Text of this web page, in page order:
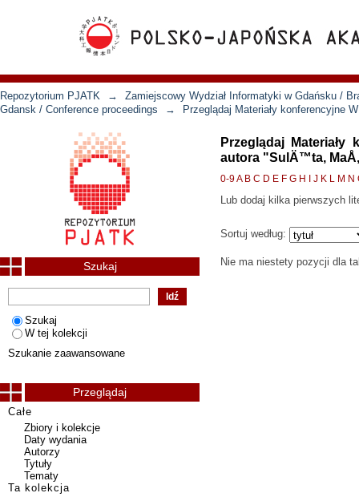
Repozytorium PJATK →
Zamiejscowy Wydział Informatyki w Gdańsku /
Gdansk / Conference proceedings
→ Przeglądaj Materiały konferencyjne
Przeglądaj
autora "SulÄ™ta,
0-9A B C D E F G H J K L M N
Lub dodaj kilka pierwszych
Sortuj według:
Nie ma niestety pozycji dla
Szukaj
Szukaj
W tej kolekcji
Szukanie zaawansowane
Przeglądaj
Całe
Zbiory i kolekcje
Daty wydania
Autorzy
Tytuły
Tematy
Ta kolekcja